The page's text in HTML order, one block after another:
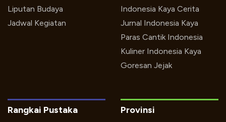
Indonesia Kaya Cerita
Jurnal Indonesia Kaya
Paras Cantik Indonesia
Kuliner Indonesia Kaya
Goresan Jejak
Liputan Budaya
Jadwal Kegiatan
Rangkai Pustaka Provinsi